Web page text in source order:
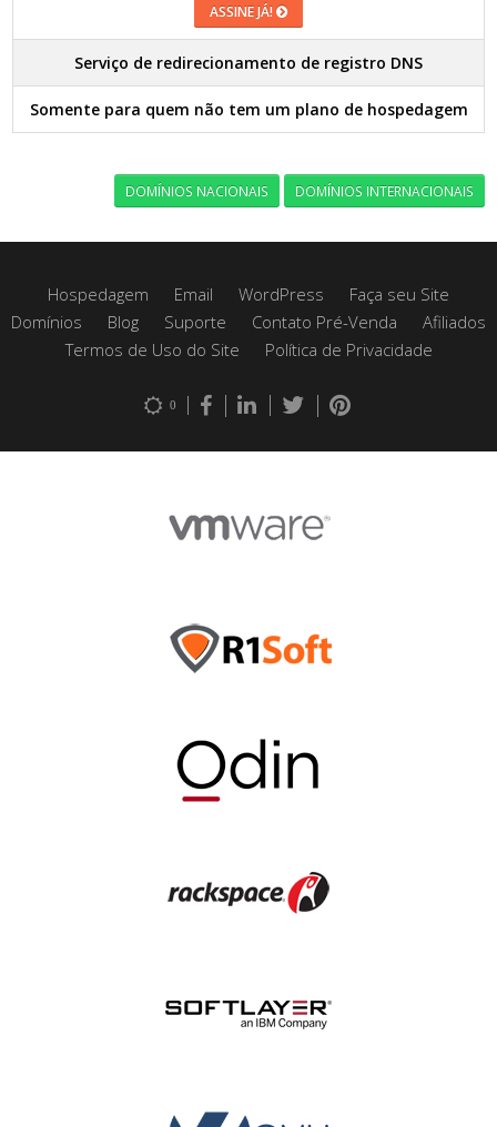
ASSINE JÁ!
Serviço de redirecionamento de registro DNS
Somente para quem não tem um plano de hospedagem
DOMÍNIOS NACIONAIS DOMÍNIOS INTERNACIONAIS
Hospedagem Email WordPress
Faça seu Site
Domínios
Blog Suporte Contato Pré-Venda
Afiliados
Termos de Uso do Site
Política de Privacidade
0